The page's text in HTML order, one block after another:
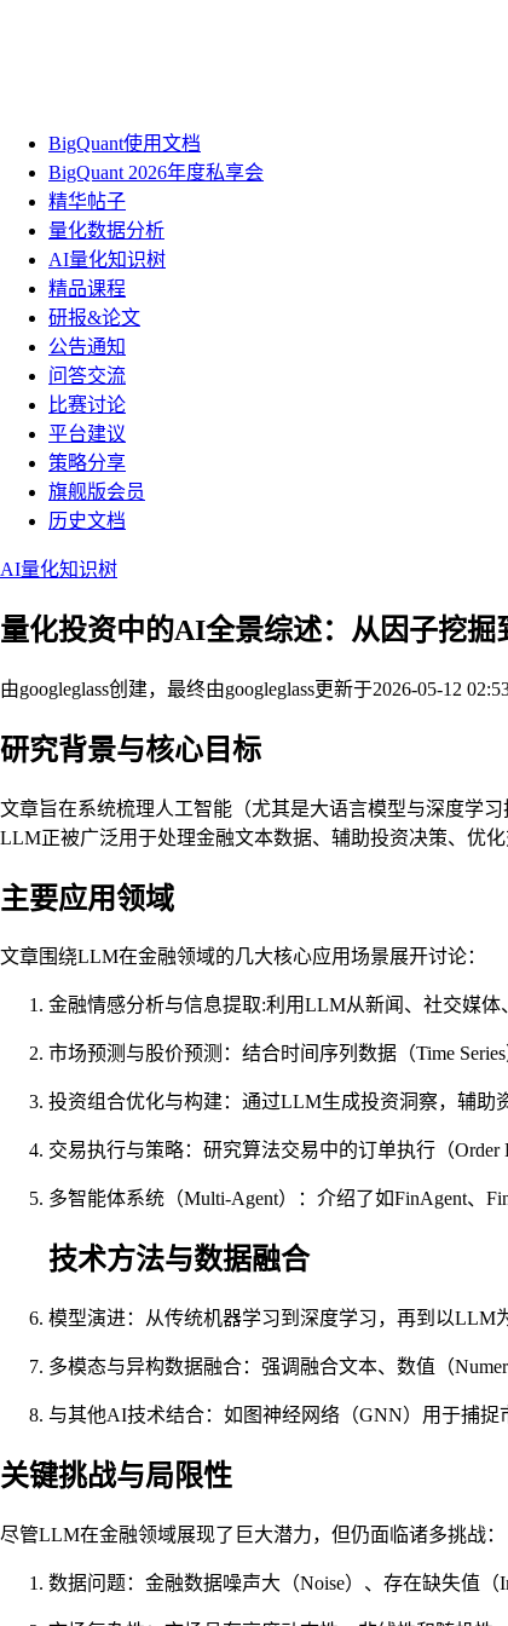
BigQuant使用文档
BigQuant 2026年度私享会
精华帖子
量化数据分析
AI量化知识树
精品课程
研报&论文
公告通知
问答交流
比赛讨论
平台建议
策略分享
旗舰版会员
历史文档
AI量化知识树
量化投资中的AI全景综述：从因子挖
由googleglass创建，最终由googleglass更新于2026-05-12
研究背景与核心目标
文章旨在系统梳理人工智能（尤其是大语言模型与深度学
LLM正被广泛用于处理金融文本数据、辅助投资决策、优
主要应用领域
文章围绕LLM在金融领域的几大核心应用场景展开讨论：
金融情感分析与信息提取:利用LLM从新闻、社交媒体
市场预测与股价预测：结合时间序列数据（Time
投资组合优化与构建：通过LLM生成投资洞察，辅助
交易执行与策略：研究算法交易中的订单执行（Order
多智能体系统（Multi-Agent）：介绍了如FinAgent、
技术方法与数据融合
模型演进：从传统机器学习到深度学习，再到以LLM
多模态与异构数据融合：强调融合文本、数值（
与其他AI技术结合：如图神经网络（GNN）用于捕
关键挑战与局限性
尽管LLM在金融领域展现了巨大潜力，但仍面临诸多挑战：
数据问题：金融数据噪声大（Noise）、存在缺失值（